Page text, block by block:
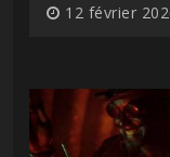
12 février